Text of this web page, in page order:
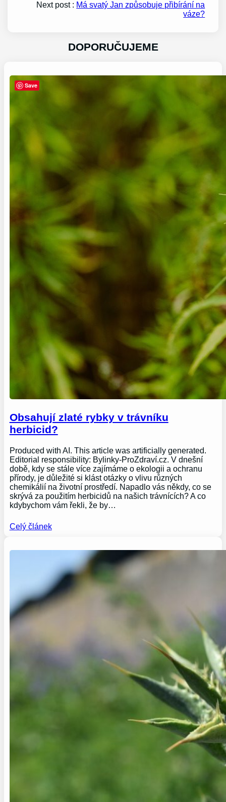
Next post : Má svatý Jan způsobuje přibírání na
váze?
DOPORUČUJEME
Obsahují zlaté rybky v trávníku
herbicid?
Produced with AI. This article was artificially generated.
Editorial responsibility: Bylinky-ProZdraví.cz. V dnešní
době, kdy se stále více zajímáme o ekologii a ochranu
přírody, je důležité si klást otázky o vlivu různých
chemikálií na životní prostředí. Napadlo vás někdy, co se
skrývá za použitím herbicidů na našich trávnících? A co
kdybychom vám řekli, že by…
Celý článek
Save